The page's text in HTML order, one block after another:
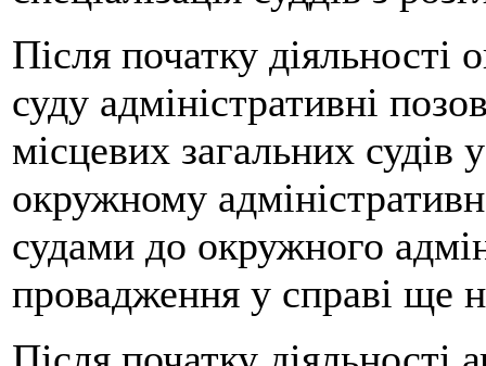
Після початку діяльності
суду адміністративні
місцевих загальних судів
окружному
судами до окружного
провадження у справі ще